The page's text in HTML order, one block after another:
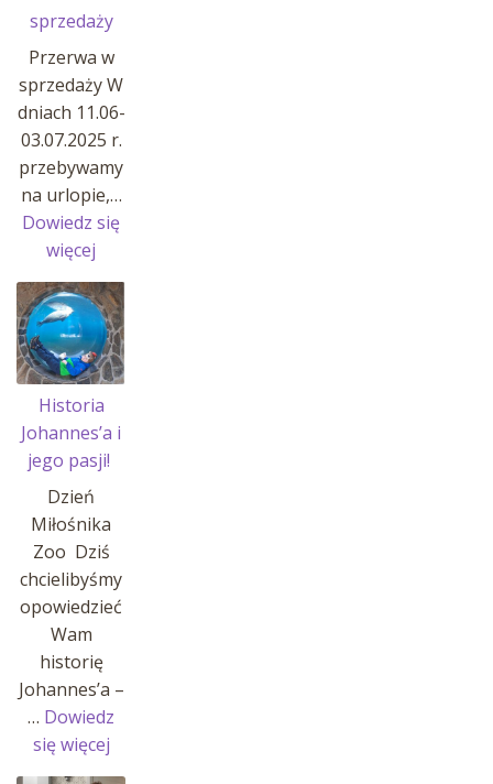
sprzedaży
Przerwa w
sprzedaży W
dniach 11.06-
03.07.2025 r.
przebywamy
na urlopie,…
Dowiedz się
więcej
Przerwa
w
sprzedaży
Historia
Johannes’a i
jego pasji!
Dzień
Miłośnika
Zoo Dziś
chcielibyśmy
opowiedzieć
Wam
historię
Johannes’a –
… Dowiedz
się więcej:
Historia